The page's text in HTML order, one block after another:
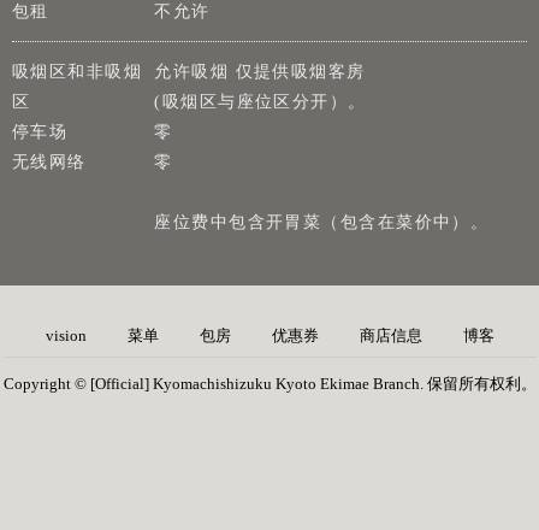
包租
不允许
吸烟区和非吸烟
区
允许吸烟 仅提供吸烟客房
(吸烟区与座位区分开）。
停车场
零
无线网络
零
座位费中包含开胃菜（包含在菜价中）。
vision 菜单 包房 优惠券 商店信息 博客
Copyright © [Official] Kyomachishizuku Kyoto Ekimae Branch. 保留所有权利。